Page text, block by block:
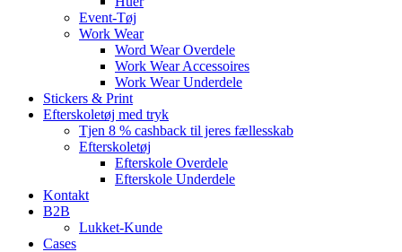
Event-Tøj
Work Wear
Word Wear Overdele
Work Wear Accessoires
Work Wear Underdele
Stickers & Print
Efterskoletøj med tryk
Tjen 8 % cashback til jeres fællesskab
Efterskoletøj
Efterskole Overdele
Efterskole Underdele
Kontakt
B2B
Lukket-Kunde
Cases